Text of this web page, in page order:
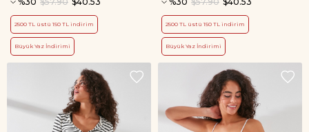
2500 TL üstü 150 TL indirim
Büyük Yaz İndirimi
2500 TL üstü 150 TL indirim
Büyük Yaz İndirimi